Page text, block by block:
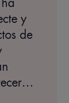
y
de